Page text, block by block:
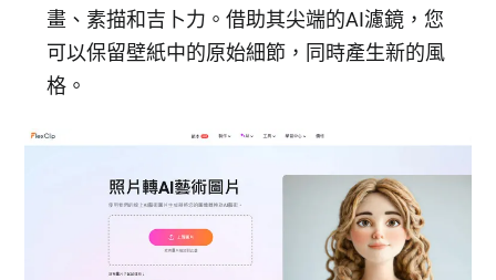
畫、素描和吉卜力。借助其尖端的AI濾鏡，您
可以保留壁紙中的原始細節，同時產生新的風
格。